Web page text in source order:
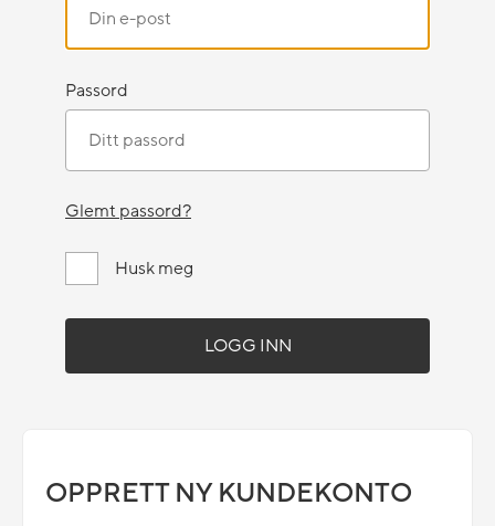
Passord
Glemt passord?
Husk meg
OPPRETT NY KUNDEKONTO